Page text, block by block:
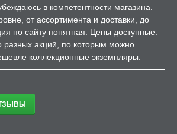
в компетентности магазина.
от ассортимента и доставки, до
по сайту понятная. Цены доступные.
разных акций, по которым можно
коллекционные экземпляры.